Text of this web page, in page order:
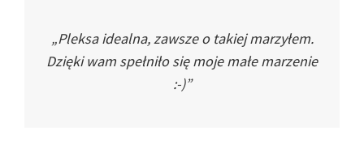
„Pleksa idealna, zawsze o takiej marzyłem.
Dzięki wam spełniło się moje małe marzenie
:-)”